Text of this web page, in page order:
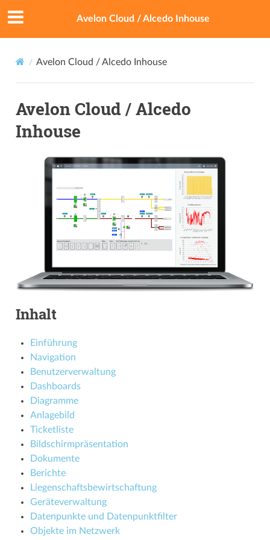
Avelon Cloud / Alcedo Inhouse
Avelon Cloud / Alcedo Inhouse
Avelon Cloud / Alcedo
Inhouse
Inhalt
Einführung
Navigation
Benutzerverwaltung
Dashboards
Diagramme
Anlagebild
Ticketliste
Bildschirmpräsentation
Dokumente
Berichte
Liegenschafts­­bewirtschaftung
Geräteverwaltung
Datenpunkte und Datenpunktfilter
Objekte im Netzwerk